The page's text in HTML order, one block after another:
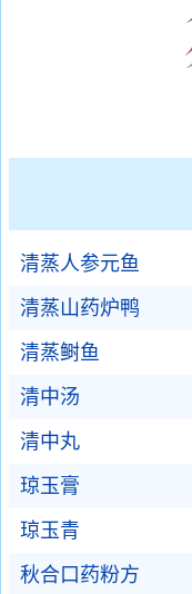
清蒸人参元鱼
清蒸山药炉鸭
清蒸鲥鱼
清中汤
清中丸
琼玉膏
琼玉青
秋合口药粉方